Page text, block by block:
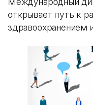
открывает путь к
здравоохранением